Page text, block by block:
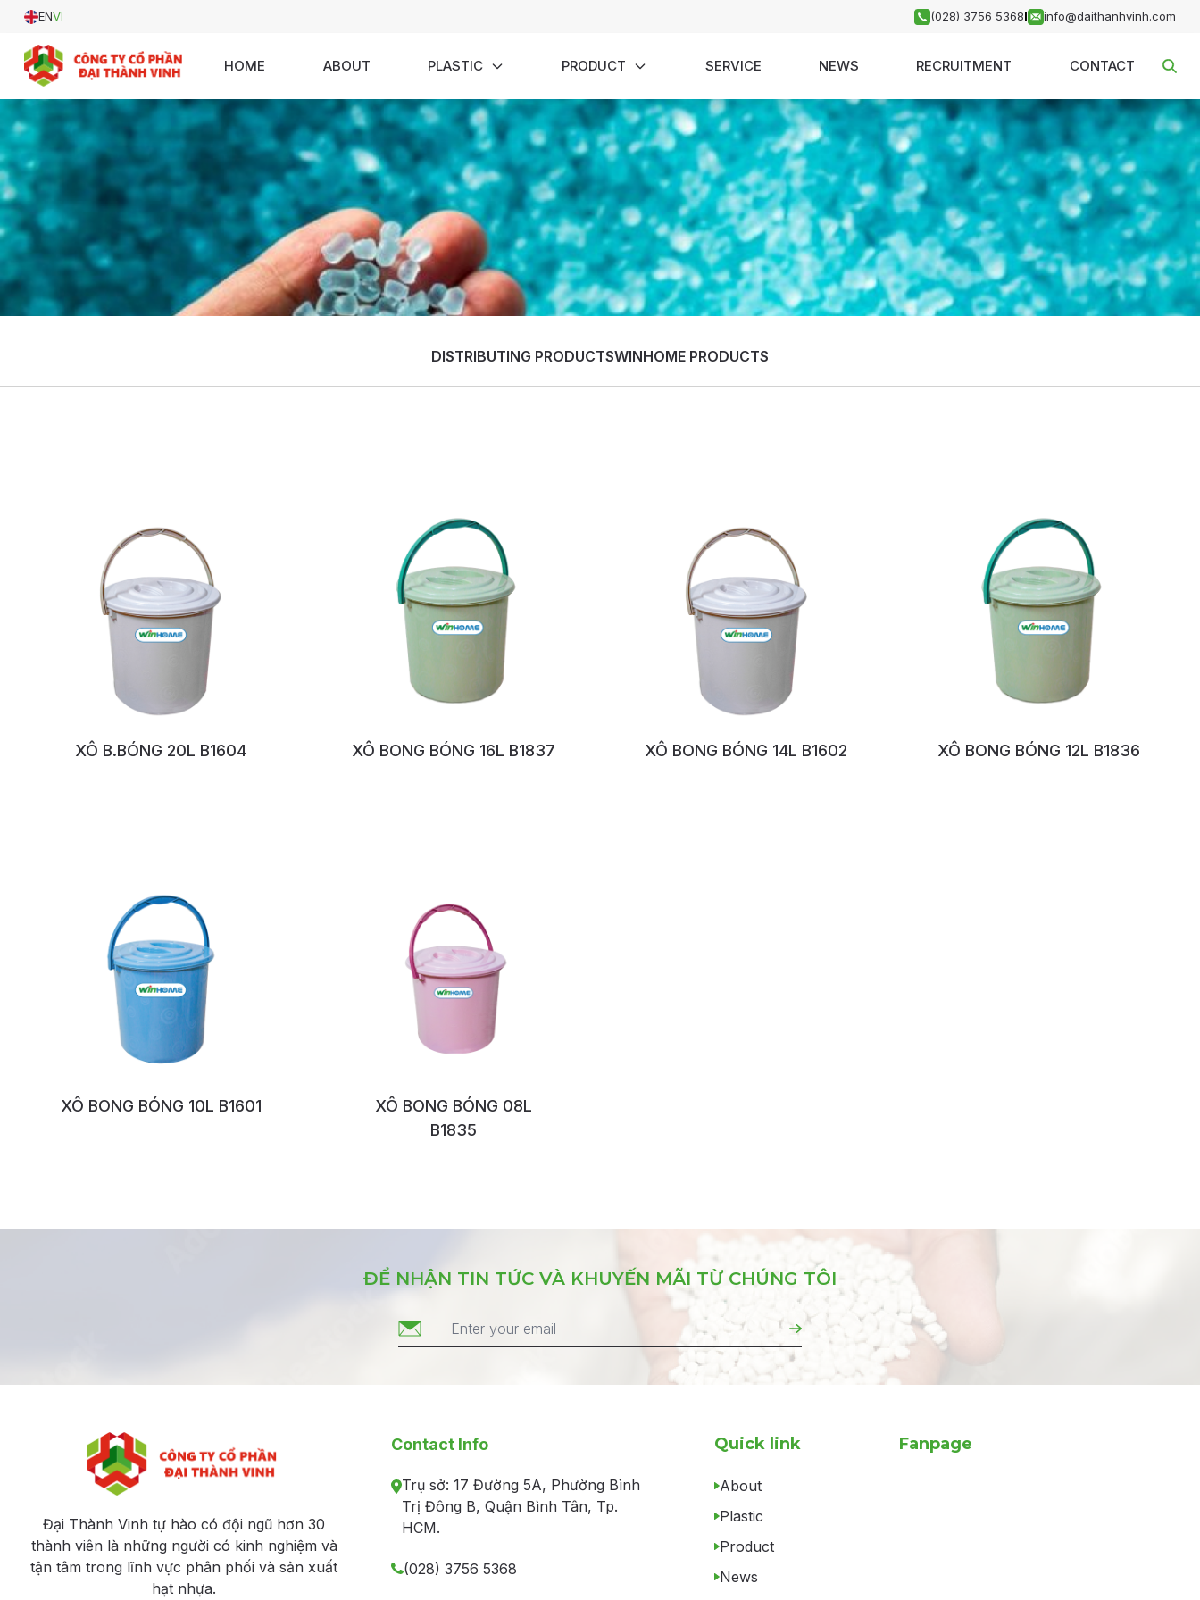
ENVI (028) 3756 5368I info@daithanhvinh.com
HOME ABOUT PLASTIC PRODUCT SERVICE NEWS RECRUITMENT CONTACT
DISTRIBUTING PRODUCTSWINHOME PRODUCTS
XÔ B.BÓNG 20L B1604 XÔ BONG BÓNG 16L B1837 XÔ BONG BÓNG 14L B1602 XÔ BONG BÓNG 12L B1836
XÔ BONG BÓNG 10L B1601
XÔ BONG BÓNG 08L
B1835
ĐỂ NHẬN TIN TỨC VÀ KHUYẾN MÃI TỪ CHÚNG TÔI
Đại Thành Vinh tự hào có đội ngũ hơn 30
thành viên là những người có kinh nghiệm và
tận tâm trong lĩnh vực phân phối và sản xuất
hạt nhựa.
Contact Info
Trụ sở: 17 Đường 5A, Phường Bình
Trị Đông B, Quận Bình Tân, Tp.
HCM.
(028) 3756 5368
Quick link
About
Plastic
Product
News
Fanpage